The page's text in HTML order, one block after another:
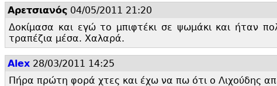
Αρετσιανός 04/05/2011 21:20
Δοκίμασα και εγώ το μπιφτέκι σε ψωμάκι και ήταν
τραπέζια μέσα. Χαλαρά.
Alex 28/03/2011 14:25
Πήρα πρώτη φορά χτες και έχω να πω ότι ο Λιχούδης